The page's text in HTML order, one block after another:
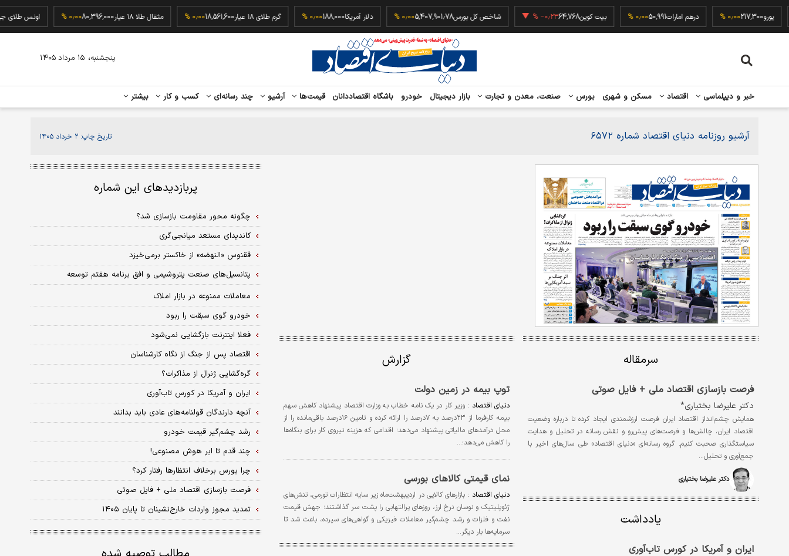
یورو217,300 ۰٫۰۰ % درهم امارات50,991 ۰٫۰۰ % بیت کوین64,768‎−۰٫۲۳ % شاخص کل بورس5,407,901.78 ۰٫۰۰ % دلار آمریکا188,000 ۰٫۰۰ % گرم طلای ۱۸ عیار 18,561,600 ۰٫۰۰ % مثقال طلا ۱۸ عیار 80,396,000 ۰٫۰۰ % اونس
خبر و دیپلماسی اقتصاد مسکن و شهری بورس صنعت، معدن و تجارت بازار دیجیتال خودرو باشگاه اقتصاددانان قیمت‌ها آرشیو چند رسانه‌ای کسب و کار بیشتر
پنجشنبه، ۱۵ مرداد ۱۴۰۵
آرشیو روزنامه دنیای اقتصاد شماره ۶۵۷۲ تاریخ چاپ: ۲ خرداد ۱۴۰۵
سرمقاله
فرصت بازسازی اقتصاد ملی + فایل صوتی
دکتر علیرضا بختیاری*
همایش چشم‌انداز اقتصاد ایران فرصت ارزشمندی ایجاد کرده تا درباره وضعیت
اقتصاد ایران، چالش‌ها و فرصت‌های پیش‌رو و نقش رسانه در تحلیل و هدایت
سیاستگذاری صحبت کنیم. گروه رسانه‌ای «دنیای اقتصاد» طی سال‌های اخیر با
جمع‌آوری و تحلیل…
دکتر علیرضا بختیاری
یادداشت
ایران و آمریکا در کورس تاب‌آوری
گزارش
توپ بیمه در زمین دولت
دنیای‌ اقتصاد :وزیر کار در یک نامه خطاب به وزارت اقتصاد پیشنهاد کاهش سهم
بیمه کارفرما از ۲۳درصد به ۷درصد را ارائه کرده و تامین ۱۶درصد باقی‌مانده را از
محل درآمدهای مالیاتی پیشنهاد می‌دهد؛ اقدامی که هزینه نیروی کار برای بنگاه‌ها
را کاهش می‌دهد؛…
نمای قیمتی کالاهای بورسی
دنیای اقتصاد :بازارهای کالایی در اردیبهشت‌ماه زیر سایه انتظارات تورمی، تنش‌های
ژئوپلیتیک و نوسان نرخ ارز، روزهای پرالتهابی را پشت سر گذاشتند؛ جهش قیمت
نفت و فلزات و رشد چشم‌گیر معاملات فیزیکی و گواهی‌های سپرده، باعث شد تا
سرمایه‌ها بار دیگر…
پربازدیدهای این شماره
چگونه محور مقاومت بازسازی شد؟
کاندیدای مستعد میانجی‌گری
ققنوس «النهضه» از خاکستر برمی‌خیزد
پتانسیل‌های صنعت پتروشیمی و افق برنامه هفتم توسعه
معاملات ممنوعه در بازار املاک
خودرو گوی سبقت را ربود
فعلا اینترنت بازگشایی نمی‌شود
اقتصاد پس ‌از جنگ از نگاه کارشناسان
گره‌گشایی ژنرال از مذاکرات؟
ایران و آمریکا در کورس تاب‌آوری
آنچه دارندگان قولنامه‌های عادی باید بدانند
رشد چشم‌گیر قیمت خودرو
چند قدم تا ابر هوش مصنوعی!
چرا بورس برخلاف انتظارها رفتار کرد؟
فرصت بازسازی اقتصاد ملی + فایل صوتی
تمدید مجوز واردات خارج‌نشینان تا پایان ۱۴۰۵